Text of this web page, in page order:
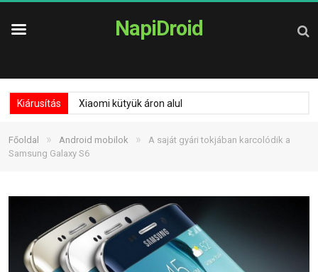
NapiDroid
Kiárusítás Xiaomi kütyük áron alul
Főoldal » Android mobilok »
A saját gyári tokjában karcolódik a
Samsung Galaxy S6